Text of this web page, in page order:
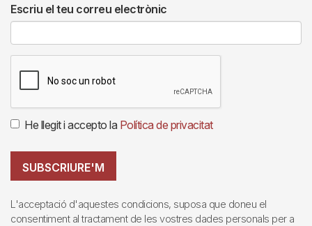
Escriu el teu correu electrònic
He llegit i accepto la Política de privacitat
SUBSCRIURE'M
L'acceptació d'aquestes condicions, suposa que doneu el
consentiment al tractament de les vostres dades personals per a